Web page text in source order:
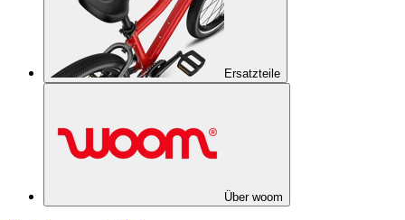
Ersatzteile
Über woom